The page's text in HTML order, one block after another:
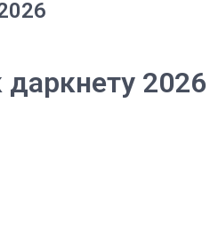
2026